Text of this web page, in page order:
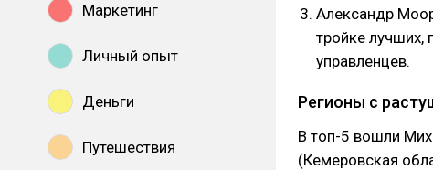
Маркетинг
Личный опыт
Деньги
Путешествия
Александр
тройке лучших,
управленцев.
Регионы с
В топ-5 вошли
(Кемеровская